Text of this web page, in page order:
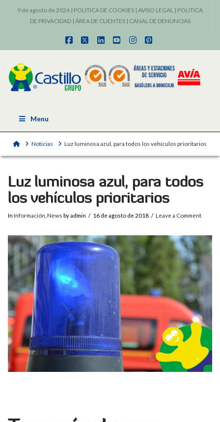
9 de agosto de 2026 | POLITICA DE COOKIES | AVISO LEGAL | POLITICA
DE PRIVACIDAD| ÁREA DE CLIENTES| CANAL DE DENUNCIAS
Facebook
X LinkedInYouTubeInstagram
Pinterest
Menu
HomeNoticias Luz luminosa azul, para todos los vehículos prioritarios
Luz luminosa azul, para todos
los vehículos prioritarios
In Información News by admin 16 de agosto de 2018 Leave a Comment